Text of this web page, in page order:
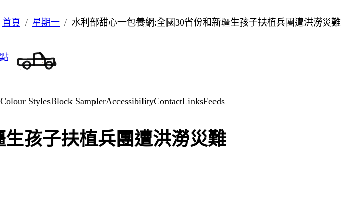
首頁 星期一 水利部甜心一包養網:全國30省份和新疆生孩子扶植兵團遭洪澇災難
Colour StylesBlock SamplerAccessibilityContactLinksFeeds
孩子扶植兵團遭洪澇災難